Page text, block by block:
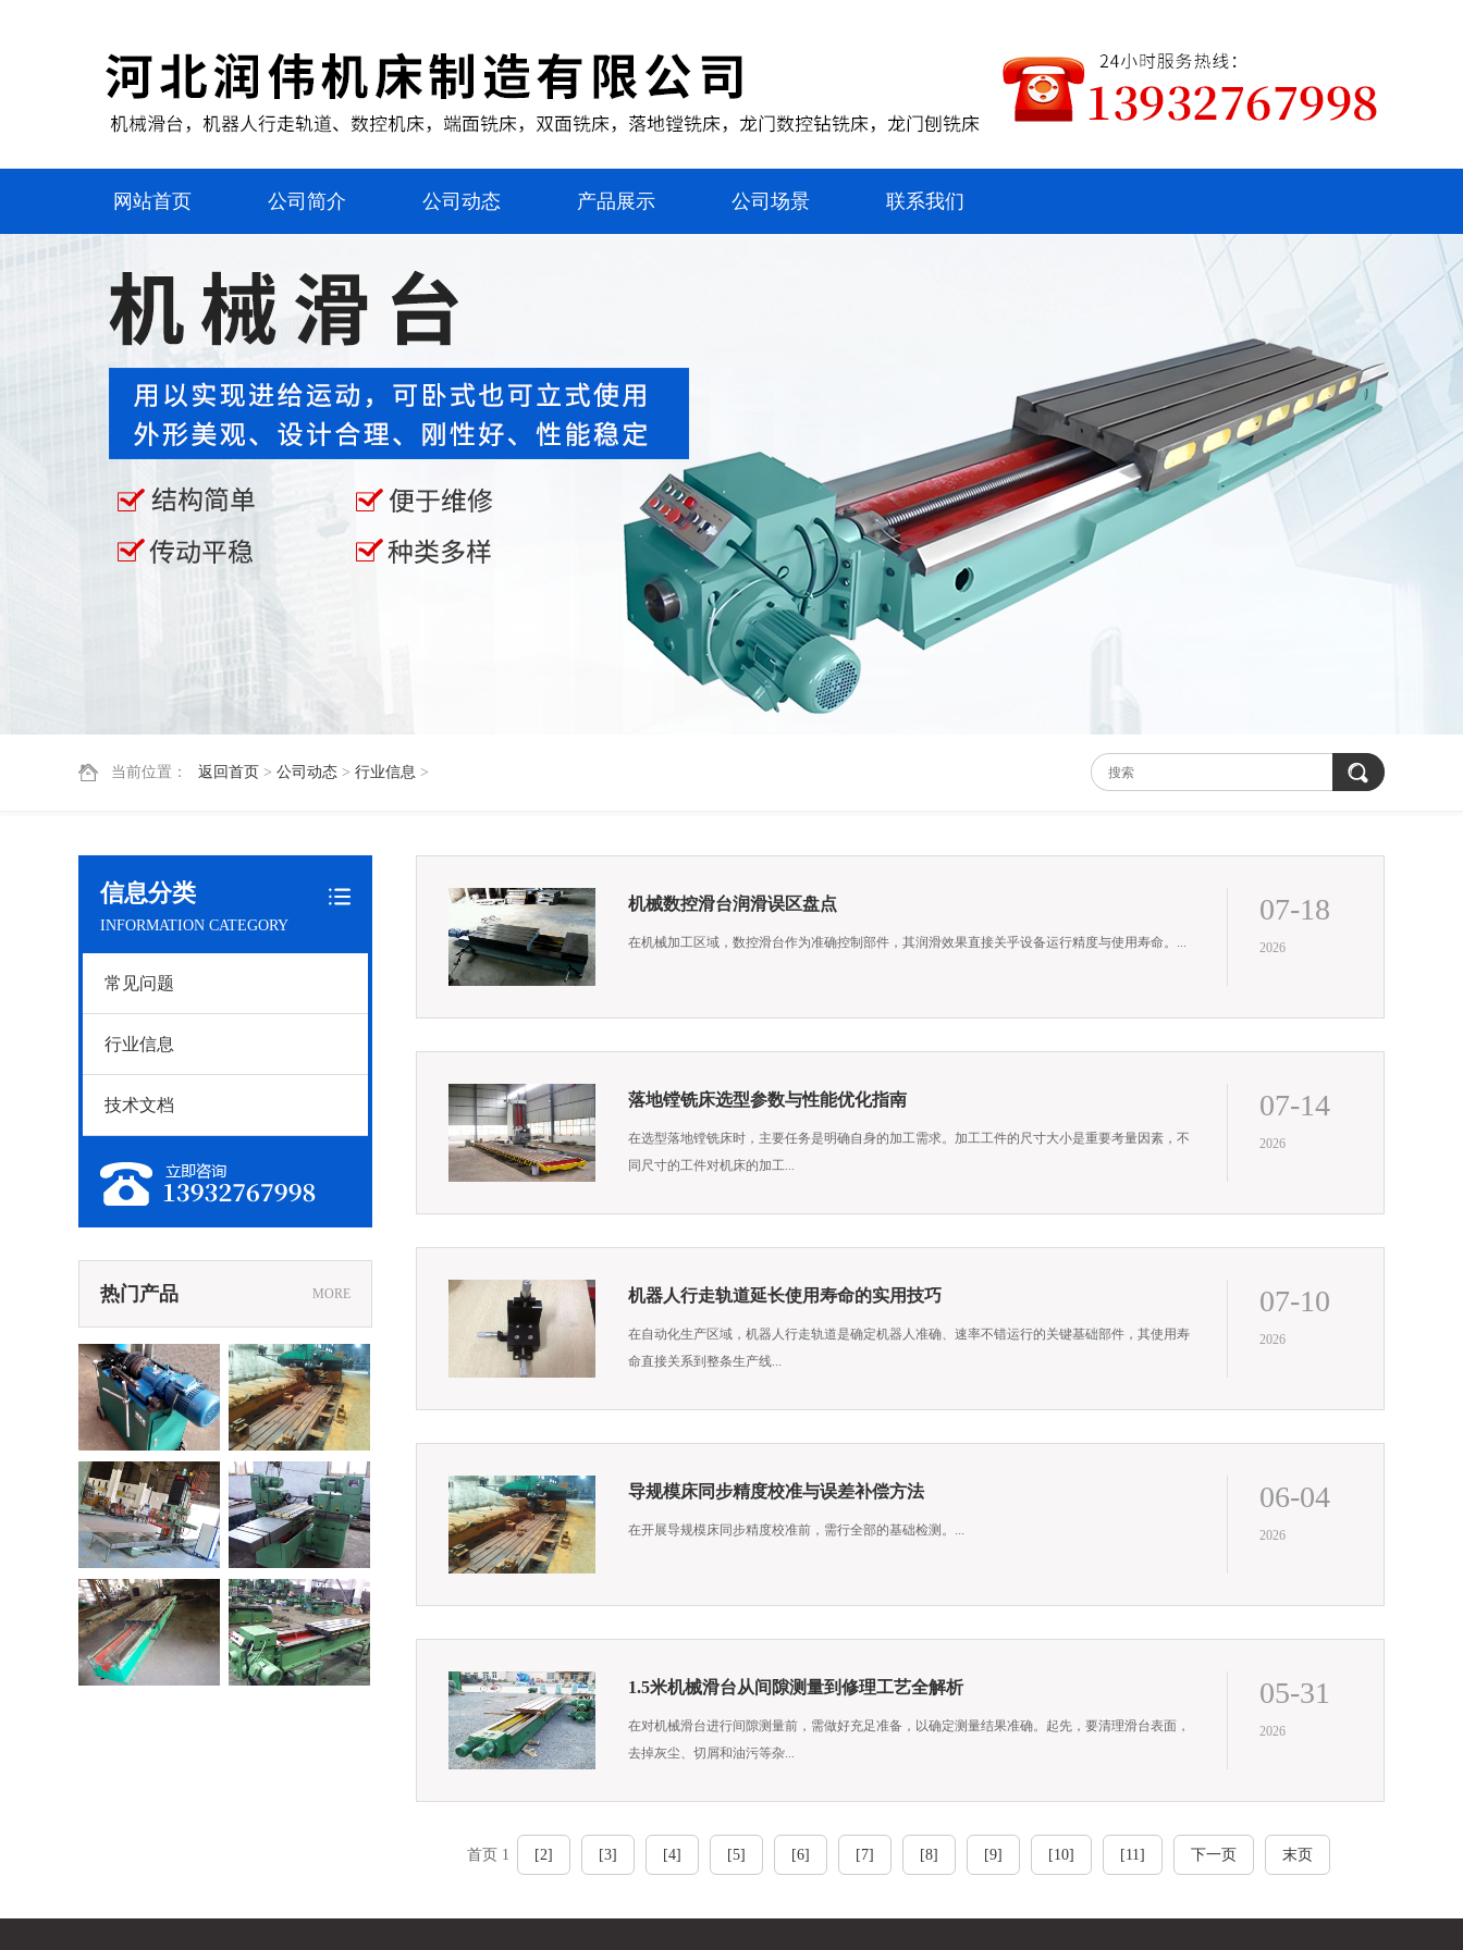
网站首页 公司简介 公司动态 产品展示 公司场景 联系我们
当前位置： 返回首页 > 公司动态 > 行业信息 >
信息分类
INFORMATION CATEGORY
常见问题
行业信息
技术文档
热门产品 MORE
导规模床
双面铣床
行程1000mm机械
滑台
机械数控滑台润滑误区盘点
​在机械加工区域，数控滑台作为准确控制部件，其润滑效果直接关乎设备运行精度与使用寿命。...
07-18
2026
落地镗铣床选型参数与性能优化指南
在选型落地镗铣床时，主要任务是明确自身的加工需求。加工工件的尺寸大小是重要考量因素，不
同尺寸的工件对机床的加工...
07-14
2026
机器人行走轨道延长使用寿命的实用技巧
​在自动化生产区域，机器人行走轨道是确定机器人准确、速率不错运行的关键基础部件，其使用寿
命直接关系到整条生产线...
07-10
2026
导规模床同步精度校准与误差补偿方法
在开展导规模床同步精度校准前，需行全部的基础检测。...
06-04
2026
1.5米机械滑台从间隙测量到修理工艺全解析
在对机械滑台进行间隙测量前，需做好充足准备，以确定测量结果准确。起先，要清理滑台表面，
去掉灰尘、切屑和油污等杂...
05-31
2026
首页 1 [2] [3] [4] [5] [6] [7] [8] [9] [10] [11] 下一页 末页